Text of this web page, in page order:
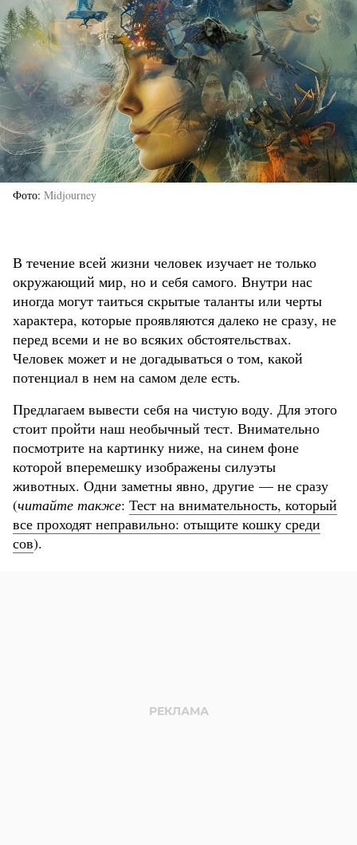
Фото Midjourney
В течение всей жизни человек изучает не только
окружающий мир, но и себя самого. Внутри нас
иногда могут таиться скрытые таланты или черты
характера, которые проявляются далеко не сразу, не
перед всеми и не во всяких обстоятельствах.
Человек может и не догадываться о том, какой
потенциал в нем на самом деле есть.
Предлагаем вывести себя на чистую воду. Для этого
стоит пройти наш необычный тест. Внимательно
посмотрите на картинку ниже, на синем фоне
которой вперемешку изображены силуэты
животных. Одни заметны явно, другие — не сразу
(читайте также: Тест на внимательность, который
все проходят неправильно: отыщите кошку среди
сов).